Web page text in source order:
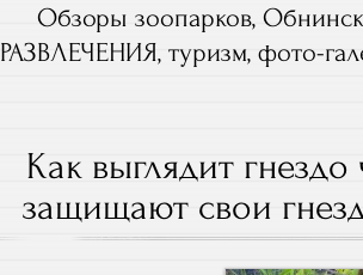
Обзоры зоопарков,
РАЗВЛЕЧЕНИЯ,туризм,фото-
Как выглядит
защищают свои